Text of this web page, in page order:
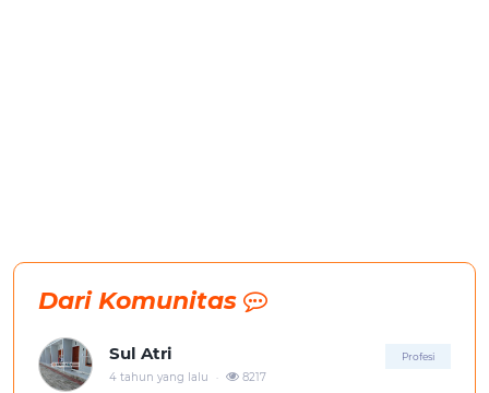
Dari Komunitas
Sul Atri Profesi
4 tahun yang lalu . 8217